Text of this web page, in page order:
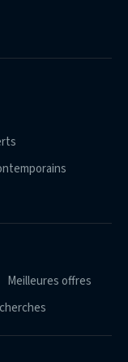
Meilleures offres